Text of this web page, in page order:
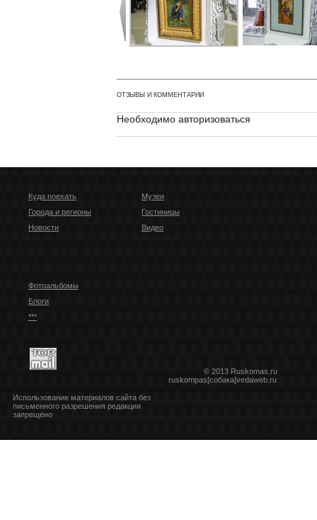
ОТЗЫВЫ И КОММЕНТАРИИ
Необходимо авторизоваться
Куда поехать
Города и регионы
Новости
Музеи
Гостиницы
Видео
Фотоальбомы
Блоги
***
© 2013 Ruskomas.ru
ruskompas[собака]vedaweb.ru
Использование материалов сайта без
письменного разрешения редакции
запрещено